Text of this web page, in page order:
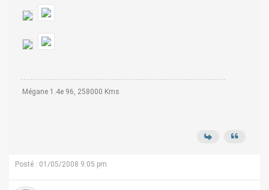
Mégane 1.4e 96, 258000 Kms
Posté : 01/05/2008 9:05 pm